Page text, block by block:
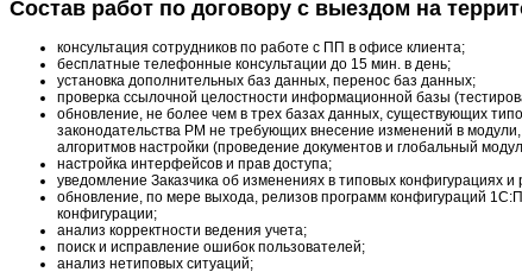
Состав работ по договору с выездом на
консультация сотрудников по работе с ПП в офисе клиента;
бесплатные телефонные консультации до 15 мин. в день;
установка дополнительных баз данных, перенос баз данных;
проверка ссылочной целостности информационной базы
обновление, не более чем в трех базах данных, существующих
законодательства РМ не требующих внесение изменений в
алгоритмов настройки (проведение документов и глобальный
настройка интерфейсов и прав доступа;
уведомление Заказчика об изменениях в типовых конфигурациях и
обновление, по мере выхода, релизов программ конфигураций
конфигурации;
анализ корректности ведения учета;
поиск и исправление ошибок пользователей;
анализ нетиповых ситуаций;